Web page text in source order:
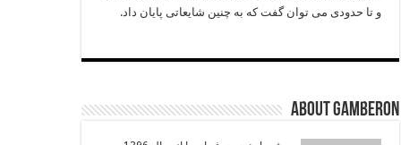
و تا حدودی می ‌توان گفت که به چنین شایعاتی پایان داد.
About Gamberon